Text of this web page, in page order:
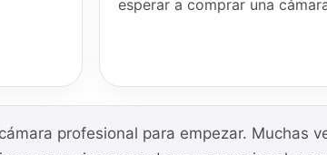
esperar a comprar una
profesional para empezar. Muchas